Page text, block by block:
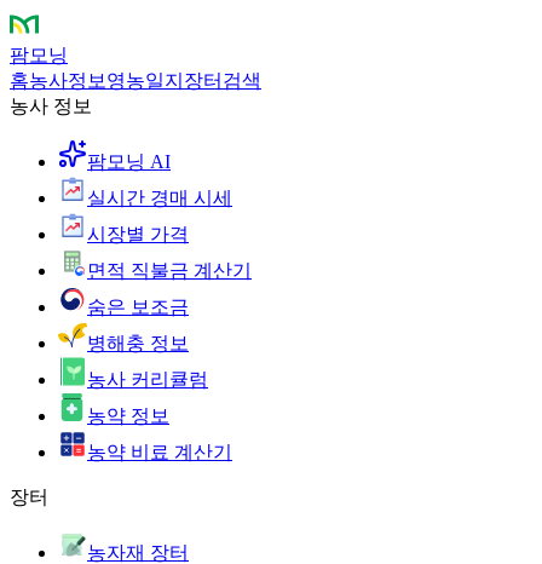
팜모닝
홈농사정보 영농일지 장터 검색
농사 정보
팜모닝 AI
실시간 경매 시세
시장별 가격
면적 직불금 계산기
숨은 보조금
병해충 정보
농사 커리큘럼
농약 정보
농약 비료 계산기
장터
농자재 장터